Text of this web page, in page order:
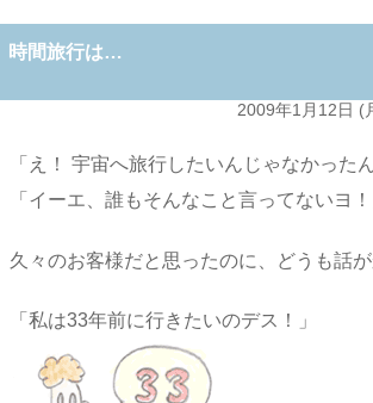
時間旅行は…
2009年1月12日 (
「え！ 宇宙へ旅行したいんじゃなかった
「イーエ、誰もそんなこと言ってないヨ！
久々のお客様だと思ったのに、どうも話が
「私は33年前に行きたいのデス！」